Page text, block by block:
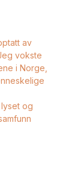
av
vokste
i Norge,
og